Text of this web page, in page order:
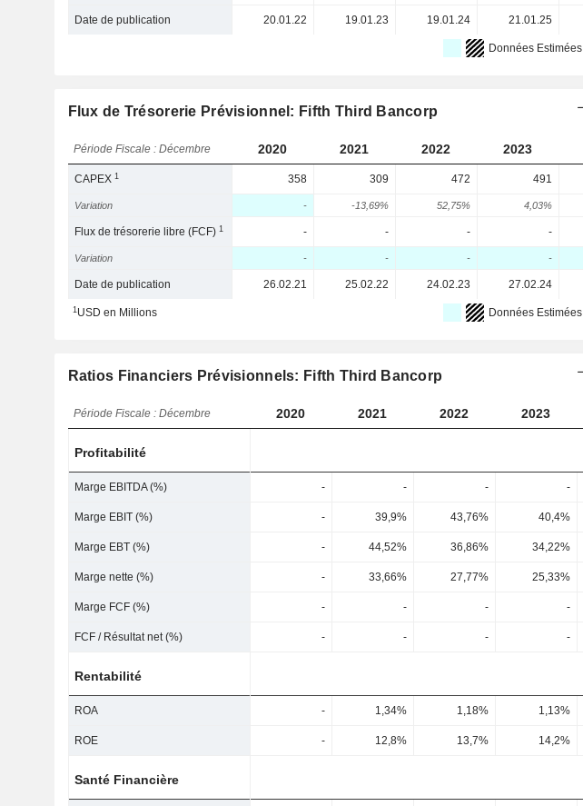
Date de publication 20.01.22 19.01.23 19.01.24 21.01.25
Données Estimées
Flux de Trésorerie Prévisionnel: Fifth Third Bancorp
Période Fiscale : Décembre 2020 2021 2022 2023
CAPEX1 358 309 472 491
Variation - -13,69% 52,75% 4,03%
Flux de trésorerie libre (FCF)1 - - - -
Variation - - - -
Date de publication 26.02.21 25.02.22 24.02.23 27.02.24
1USD en Millions Données Estimées
Ratios Financiers Prévisionnels: Fifth Third Bancorp
Période Fiscale : Décembre 2020 2021 2022 2023
Profitabilité
Marge EBITDA (%) - - - -
Marge EBIT (%) - 39,9% 43,76% 40,4%
Marge EBT (%) - 44,52% 36,86% 34,22%
Marge nette (%) - 33,66% 27,77% 25,33%
Marge FCF (%) - - - -
FCF / Résultat net (%) - - - -
Rentabilité
ROA - 1,34% 1,18% 1,13%
ROE - 12,8% 13,7% 14,2%
Santé Financière